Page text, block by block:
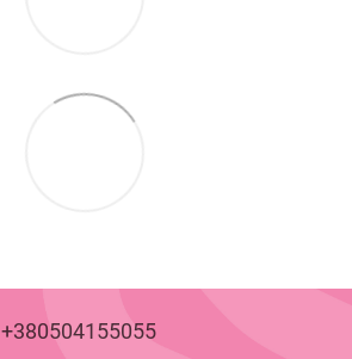
+380504155055